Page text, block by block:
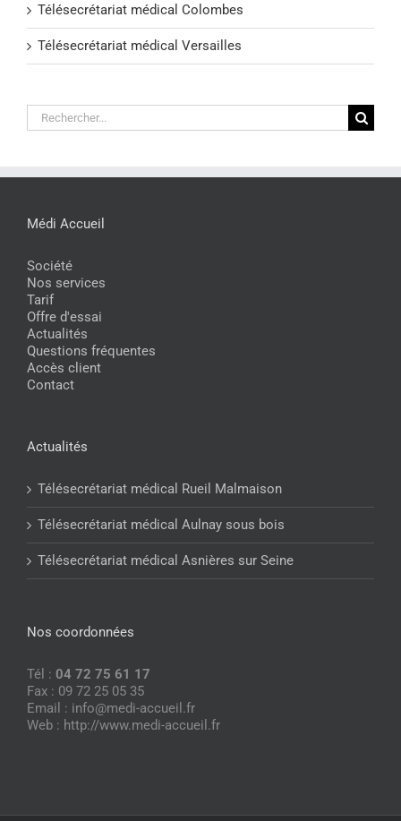
Télésecrétariat médical Colombes
Télésecrétariat médical Versailles
Rechercher:
Médi Accueil
Société
Nos services
Tarif
Offre d'essai
Actualités
Questions fréquentes
Accès client
Contact
Actualités
Télésecrétariat médical Rueil Malmaison
Télésecrétariat médical Aulnay sous bois
Télésecrétariat médical Asnières sur Seine
Nos coordonnées
Tél : 04 72 75 61 17
Fax : 09 72 25 05 35
Email : info@medi-accueil.fr
Web : http://www.medi-accueil.fr